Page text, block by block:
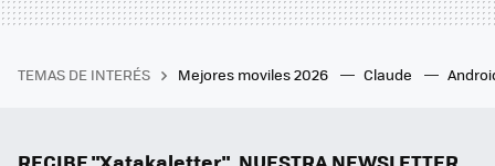
TEMAS DE INTERÉS Mejores moviles 2026 Claude